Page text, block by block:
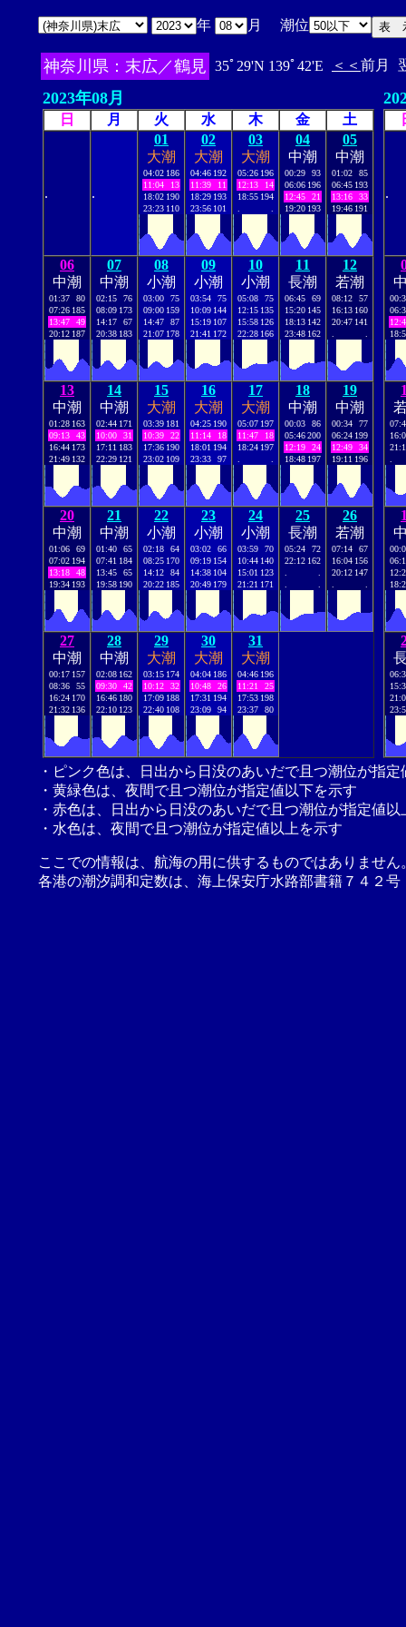
年 月 潮位
神奈川県：末広／鶴見 35ﾟ29'N 139ﾟ42'E ＜＜ 前月
2023年08月
日 月 火 水 木 金 土
. .
01
大潮
04:02 186
11:04
13
18:02 190
23:23 110
02
大潮
04:46 192
11:39
11
18:29 193
23:56 101
03
大潮
05:26 196
12:13
14
18:55 194
04
中潮
00:29
93
06:06 196
12:45
21
19:20 193
05
中潮
01:02
85
06:45 193
13:16
33
19:46 191
06
中潮
01:37
80
07:26 185
13:47
49
20:12 187
07
中潮
02:15
76
08:09 173
14:17
67
20:38 183
08
小潮
03:00
75
09:00 159
14:47
87
21:07 178
09
小潮
03:54
75
10:09 144
15:19 107
21:41 172
10
小潮
05:08
75
12:15 135
15:58 126
22:28 166
11
長潮
06:45
69
15:20 145
18:13 142
23:48 162
12
若潮
08:12
57
16:13 160
20:47 141
13
中潮
01:28 163
09:13
43
16:44 173
21:49 132
14
中潮
02:44 171
10:00
31
17:11 183
22:29 121
15
大潮
03:39 181
10:39
22
17:36 190
23:02 109
16
大潮
04:25 190
11:14
18
18:01 194
23:33
97
17
大潮
05:07 197
11:47
18
18:24 197
18
中潮
00:03
86
05:46200
12:19
24
18:48 197
19
中潮
00:34
77
06:24 199
12:49
34
19:11 196
20
中潮
01:06
69
07:02 194
13:18
48
19:34 193
21
中潮
01:40
65
07:41 184
13:45
65
19:58 190
22
小潮
02:18
64
08:25 170
14:12
84
20:22 185
23
小潮
03:02
66
09:19 154
14:38 104
20:49 179
24
小潮
03:59
70
10:44 140
15:01 123
21:21 171
25
長潮
05:24
72
22:12 162
26
若潮
07:14
67
16:04 156
20:12 147
27
中潮
00:17 157
08:36
55
16:24 170
21:32 136
28
中潮
02:08 162
09:30
42
16:46 180
22:10 123
29
大潮
03:15 174
10:12
32
17:09 188
22:40 108
30
大潮
04:04 186
10:48
26
17:31 194
23:09
94
31
大潮
04:46 196
11:21
25
17:53 198
23:37
80
.
・ピンク色は、日出から日没のあいだで且つ潮位が指
・黄緑色は、夜間で且つ潮位が指定値以下を示す
・赤色は、日出から日没のあいだで且つ潮位が指定値以
・水色は、夜間で且つ潮位が指定値以上を示す
ここでの情報は、航海の用に供するものではありませ
各港の潮汐調和定数は、海上保安庁水路部書籍７４２